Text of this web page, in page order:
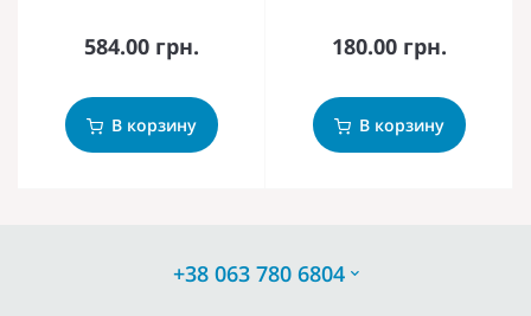
584.00 грн.
В корзину
180.00 грн.
В корзину
+38 063 780 6804